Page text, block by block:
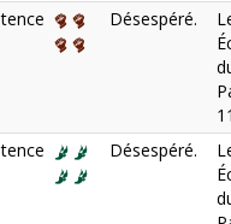
Désespéré.
Désespéré.